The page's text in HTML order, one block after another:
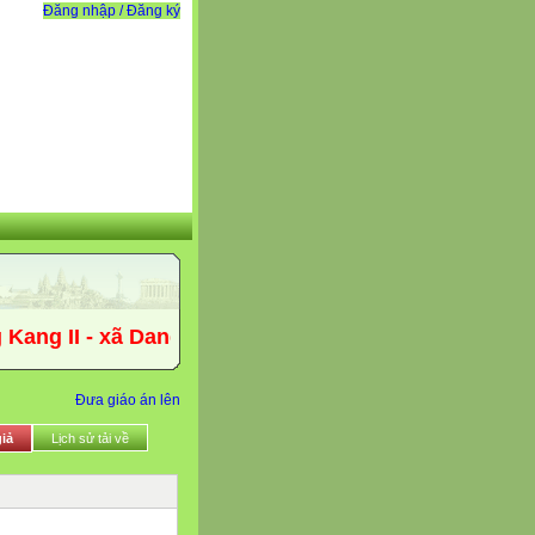
Đăng nhập / Đăng ký
II - xã Dang Kang - tỉnh Đăk Lăk quyết tâm thực
Đưa giáo án lên
Lịch sử tải về